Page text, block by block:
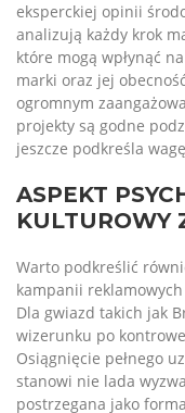
eksperckiej opinii
analizują każdy krok
które mogą wpłynąć
marki oraz jej
ogromnym
projekty są godne
jeszcze podkreśla
ASPEKT
KULTUROWY
Warto podkreślić
kampanii
Dla gwiazd takich jak
wizerunku po
Osiągnięcie pełnego
stanowi nie lada
postrzegana jako